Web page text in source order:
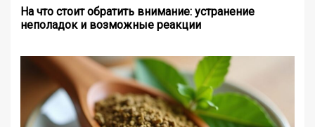
На что стоит обратить внимание: устранение
неполадок и возможные реакции